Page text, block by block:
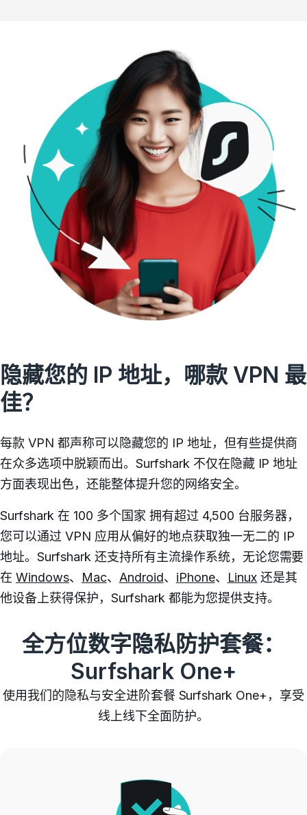
隐藏您的 IP 地址，哪款 VPN 最
佳？
每款 VPN 都声称可以隐藏您的 IP 地址，但有些提供商
在众多选项中脱颖而出。Surfshark 不仅在隐藏 IP 地址
方面表现出色，还能整体提升您的网络安全。
Surfshark 在 100 多个国家 拥有超过 4,500 台服务器，
您可以通过 VPN 应用从偏好的地点获取独一无二的 IP
地址。 Surfshark 还支持所有主流操作系统，无论您需要
在 Windows、 Mac、 Android、 iPhone、 Linux 还是其
他设备上获得保护，Surfshark 都能为您提供支持。
全方位数字隐私防护套餐：
Surfshark One+
使用我们的隐私与安全进阶套餐 Surfshark One+，享受
线上线下全面防护。